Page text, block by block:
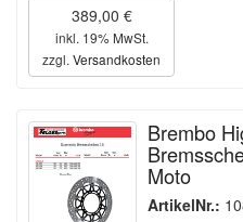
389,00 €
inkl. 19% MwSt.
zzgl. Versandkosten
Brembo
Moto
ArtikelNr.: